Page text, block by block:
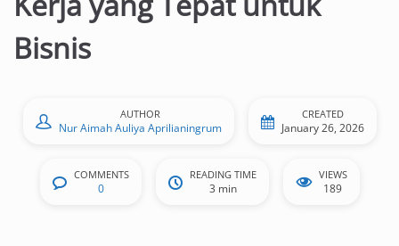
Bisnis
AUTHOR
Nur Aimah Auliya Aprilianingrum
CREATED
January 26, 2026
COMMENTS
0
READING TIME
3 min
VIEWS
189